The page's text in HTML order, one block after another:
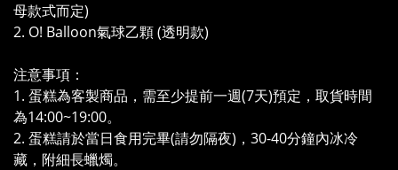
母款式而定)
2. O! Balloon氣球乙顆 (透明款)
注意事項：
1. 蛋糕為客製商品，需至少提前一週(7天)預定，取貨時間
為14:00~19:00。
2. 蛋糕請於當日食用完畢(請勿隔夜)，30-40分鐘內冰冷
藏，附細長蠟燭。